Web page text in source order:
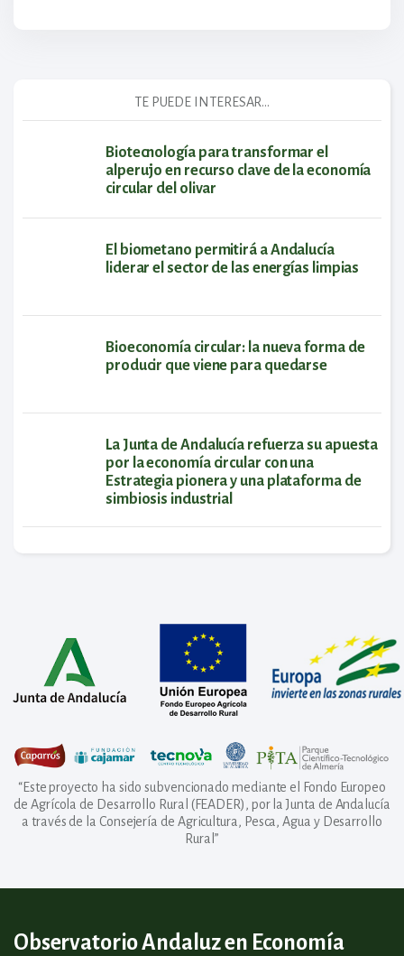
TE PUEDE INTERESAR...
Biotecnología para transformar el
alperujo en recurso clave de la economía
circular del olivar
El biometano permitirá a Andalucía
liderar el sector de las energías limpias
Bioeconomía circular: la nueva forma de
producir que viene para quedarse
La Junta de Andalucía refuerza su apuesta
por la economía circular con una
Estrategia pionera y una plataforma de
simbiosis industrial
“Este proyecto ha sido subvencionado mediante el Fondo Europeo
de Agrícola de Desarrollo Rural (FEADER), por la Junta de Andalucía
a través de la Consejería de Agricultura, Pesca, Agua y Desarrollo
Rural”
Observatorio Andaluz en Economía